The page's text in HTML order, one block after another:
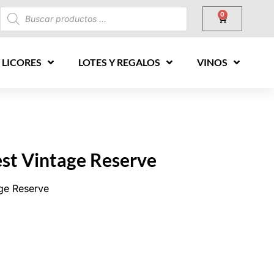
0
LOTES Y REGALOS VINOS
Vintage Reserve
Reserve